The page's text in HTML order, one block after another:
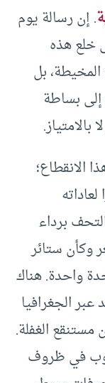
. إن رسالة يوم
خلع هذه
بل
إلى بساطة
بالامتياز.
الانقطاع؛
برداء
وكأن ستائر
واحدة. هناك
الجغرافيا
الغفلة.
في ظروف